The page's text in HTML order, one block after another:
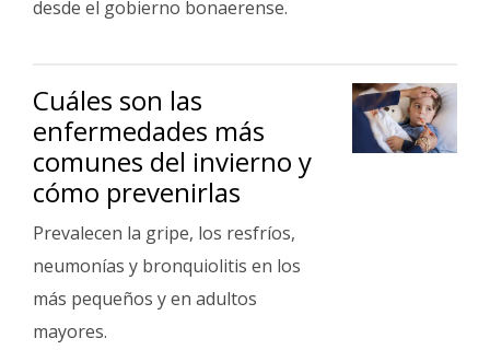
desde el gobierno bonaerense.
Cuáles son las
enfermedades más
comunes del invierno y
cómo prevenirlas
Prevalecen la gripe, los resfríos,
neumonías y bronquiolitis en los
más pequeños y en adultos
mayores.